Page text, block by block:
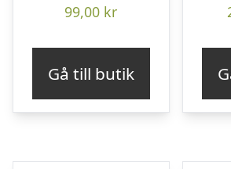
99,00 kr
Gå till butik